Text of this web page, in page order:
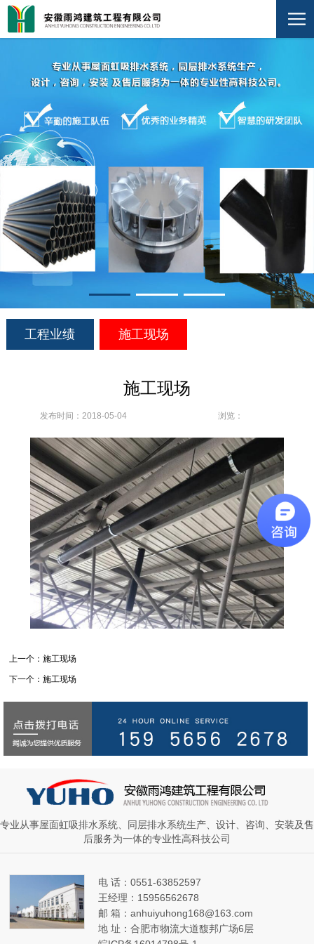
工程业绩 施工现场
施工现场
发布时间：2018-05-04 浏览：
上一个：施工现场
下一个：施工现场
专业从事屋面虹吸排水系统、同层排水系统生产、设计、咨询、安装及售
后服务为一体的专业性高科技公司
电 话：0551-63852597
王经理：15956562678
邮 箱：anhuiyuhong168@163.com
地 址：合肥市物流大道馥邦广场6层